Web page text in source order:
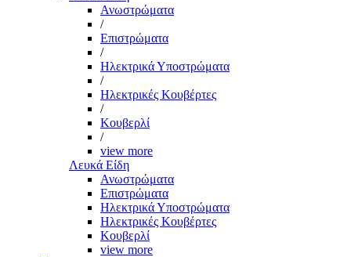
Ανωστρώματα
/
Επιστρώματα
/
Ηλεκτρικά Υποστρώματα
/
Ηλεκτρικές Κουβέρτες
/
Κουβερλί
/
view more
Λευκά Είδη
Ανωστρώματα
Επιστρώματα
Ηλεκτρικά Υποστρώματα
Ηλεκτρικές Κουβέρτες
Κουβερλί
view more